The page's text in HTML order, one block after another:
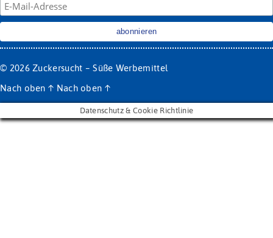
© 2026 Zuckersucht – Süße Werbemittel
Nach oben↑ Nach oben ↑
Datenschutz & Cookie Richtlinie